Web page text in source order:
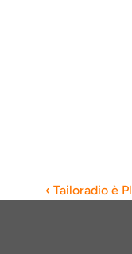
‹ Tailoradio è